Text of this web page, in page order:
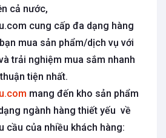
cả nước,
cung cấp đa dạng hàng
mua sản phẩm/dịch vụ với
trải nghiệm mua sắm nhanh
tiện nhất.
mang đến kho sản phẩm
ngành hàng thiết yếu về
cầu của nhiều khách hàng: